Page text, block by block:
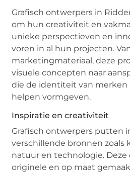
Grafisch ontwerpers in
om hun creativiteit en
unieke perspectieven en
voren in al hun projecten.
marketingmateriaal, deze
visuele concepten naar
die de identiteit van merken
helpen vormgeven.
Inspiratie en creativiteit
Grafisch ontwerpers putten
verschillende bronnen zoals
natuur en technologie.
originele en op maat